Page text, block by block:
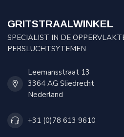
GRITSTRAALWINKEL
SPECIALIST IN DE
PERSLUCHTSYTEMEN
Leemansstraat 13
3364 AG Sliedrecht
Nederland
+31 (0)78 613 9610